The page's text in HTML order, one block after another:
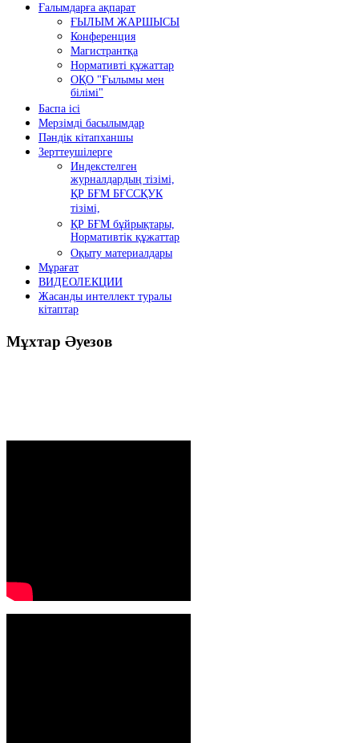
Ғалымдарға ақпарат
ҒЫЛЫМ ЖАРШЫСЫ
Конференция
Магистрантқа
Нормативті құжаттар
ОҚО "Ғылымы мен
білімі"
Баспа ісі
Мерзімді басылымдар
Пәндік кітапханшы
Зерттеушілерге
Индекстелген
журналдардың тізімі,
ҚР БҒМ БҒССҚУК
тізімі,
ҚР БҒМ бұйрықтары,
Нормативтік құжаттар
Оқыту материалдары
Мұрағат
ВИДЕОЛЕКЦИИ
Жасанды интеллект туралы
кітаптар
Мұхтар Әуезов